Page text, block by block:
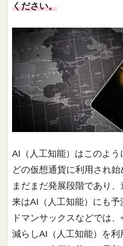
ください。
AI（人工知能）はこのよ
どの仮想通貨に利用され始
まだまだ発展段階であり
来はAI（人工知能）にも
ドマンサックスなどでは
減らしAI（人工知能）を利